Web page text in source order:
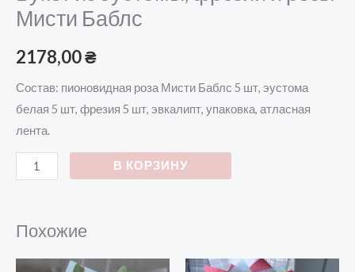
Мисти Баблс
2178,00₴
Состав: пионовидная роза Мисти Баблс 5 шт, эустома
белая 5 шт, фрезия 5 шт, эвкалипт, упаковка, атласная
лента.
В КОРЗИНУ
Похожие